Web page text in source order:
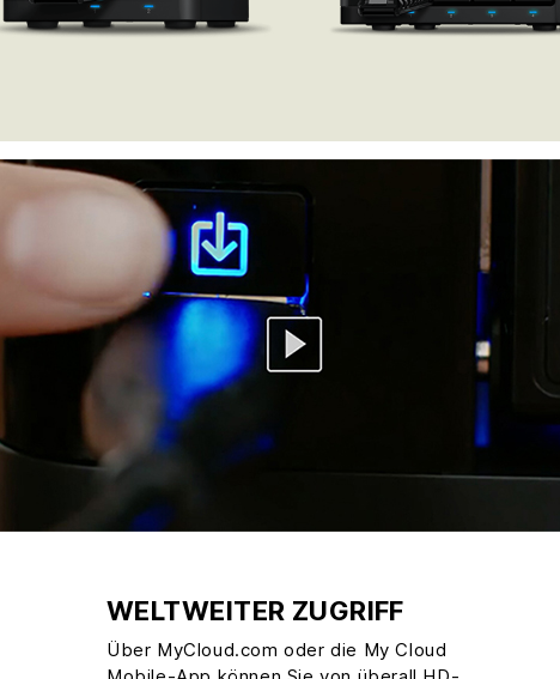
WELTWEITER ZUGRIFF
Über MyCloud.com oder die My Cloud